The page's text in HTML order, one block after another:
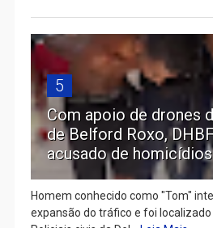
5
Com apoio de drones
de Belford Roxo,
acusado de homicídios
Homem conhecido como "Tom"
expansão do tráfico e foi